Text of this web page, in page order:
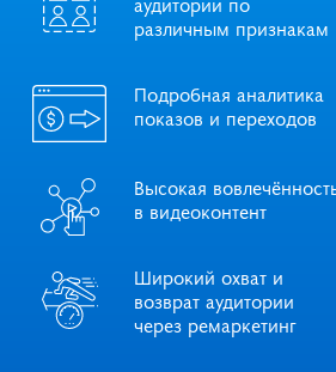
различным признакам
Подробная аналитика
показов и переходов
Высокая
в видеоконтент
Широкий охват и
возврат аудитории
через ремаркетинг